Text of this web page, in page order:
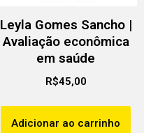
Leyla Gomes Sancho |
Avaliação econômica
em saúde
R$45,00
Adicionar ao carrinho